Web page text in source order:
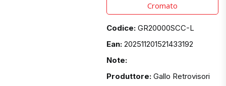
Cromato
Codice: GR20000SCC-L
Ean: 202511201521433192
Note:
Produttore: Gallo Retrovisori